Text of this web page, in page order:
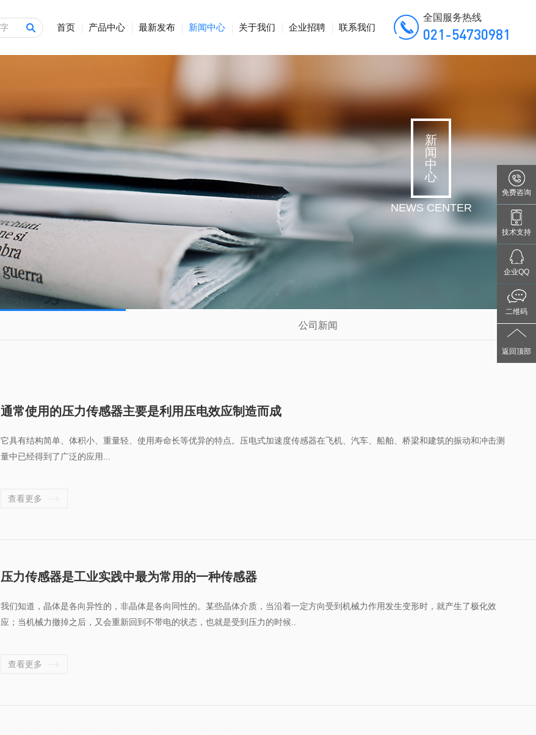
首页 产品中心 最新发布 新闻中心 关于我们 企业招聘 联系我们
全国服务热线
021-54730981
新
闻
中
心
NEWS CENTER
公司新闻
通常使用的压力传感器主要是利用压电效应制造而成
它具有结构简单、体积小、重量轻、使用寿命长等优异的特点。压电式加速度传感器在飞机、汽车、船舶、桥梁和建筑的振动和冲击测
量中已经得到了广泛的应用...
查看更多
压力传感器是工业实践中最为常用的一种传感器
我们知道，晶体是各向异性的，非晶体是各向同性的。某些晶体介质，当沿着一定方向受到机械力作用发生变形时，就产生了极化效
应；当机械力撤掉之后，又会重新回到不带电的状态，也就是受到压力的时候..
查看更多
免费咨询
技术支持
企业QQ
二维码
返回顶部